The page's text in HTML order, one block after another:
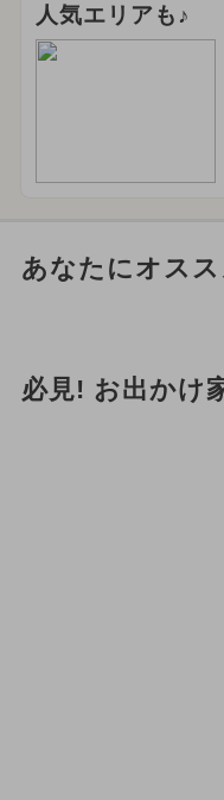
人気エリアも♪
あなたにオス
必見! お出かけ